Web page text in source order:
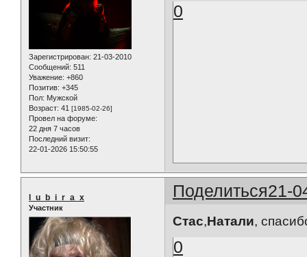
Зарегистрирован: 21-03-2010
Сообщений: 511
Уважение: +860
Позитив: +345
Пол: Мужской
Возраст: 41 [1985-02-26]
Провел на форуме:
22 дня 7 часов
Последний визит:
22-01-2026 15:50:55
0
Поделиться21-
l_u_b_i_r_a_x
Участник
Стас,Натали,
0